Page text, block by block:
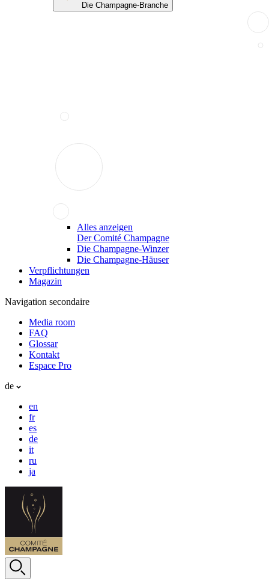
Die Champagne-Branche
Alles anzeigen
Der Comité Champagne
Die Champagne-Winzer
Die Champagne-Häuser
Verpflichtungen
Magazin
Navigation secondaire
Media room
FAQ
Glossar
Kontakt
Espace Pro
de
en
fr
es
de
it
ru
ja